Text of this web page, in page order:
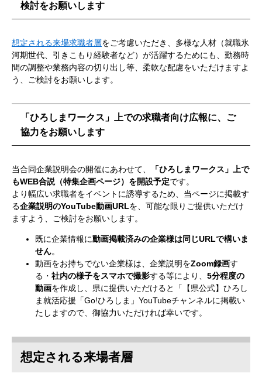
検討をお願いします
想定される来場求職者層をご考慮いただき、多様な人材（就職氷
河期世代、引きこもり経験者など）が活躍するためにも、勤務時
間の調整や業務内容の切り出し等、柔軟な配慮をいただけますよ
う、ご検討をお願いします。
「ひろしまワークス」上での求職者向け広報に、ご
協力をお願いします
当合同企業説明会の開催にあわせて、
「ひろしまワークス」上で
もWEB合説（特集企画ページ）を開設予定です。
より幅広い求職者をイベントに誘導するため、当ページに掲載す
る企業説明のYouTube動画URLを、可能な限りご提供いただけ
ますよう、ご検討をお願いします。
既に企業情報に動画掲載済みの企業様は同じURLで構いま
せん。
動画をお持ちでない企業様は、企業説明をZoom録画す
る・ 社内の様子をスマホで撮影する等により、 5分程度の
動画を作成し、県に提供いただけると「【県公式】ひろし
ま就活応援「Go!ひろしま」YouTubeチャンネルに掲載い
たしますので、御協力いただければ幸いです。
想定される来場者層